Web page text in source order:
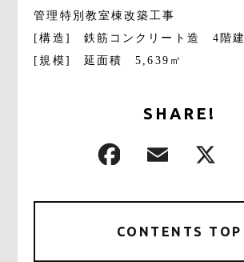
管理特別教室棟改築工事
[構造]　鉄筋コンクリート造　4階建
[規模]　延面積　5,639㎡
SHARE!
CONTENTS TOP